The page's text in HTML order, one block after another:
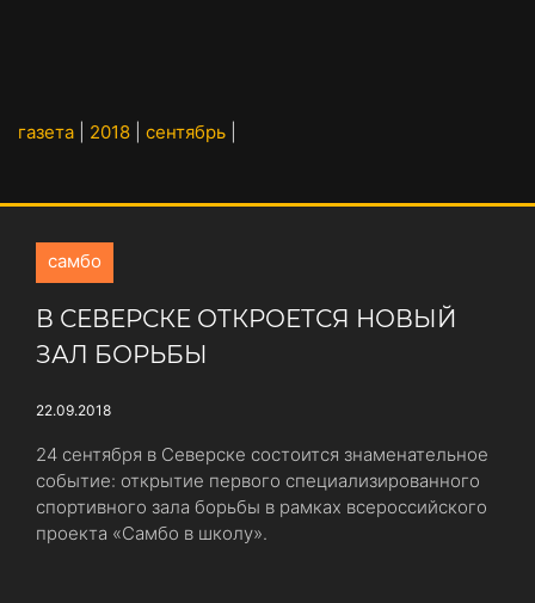
газета 2018 сентябрь
самбо
В СЕВЕРСКЕ ОТКРОЕТСЯ НОВЫЙ
ЗАЛ БОРЬБЫ
22.09.2018
24 сентября в Северске состоится знаменательное
событие: открытие первого специализированного
спортивного зала борьбы в рамках всероссийского
проекта «Самбо в школу».